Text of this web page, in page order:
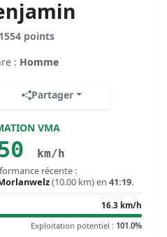
points
: Homme
Partager
VMA
km/h
récente :
(10.00 km) en 41:19.
16.3 km/h
Exploitation potentiel : 101.0%